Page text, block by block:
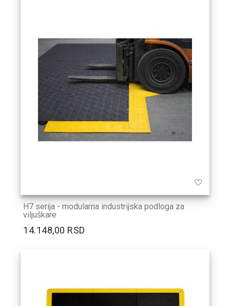
H7 serija - modularna industrijska podloga za
viljuškare
14.148,00 RSD